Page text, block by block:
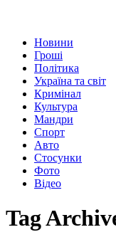
Новини
Гроші
Політика
Україна та світ
Кримінал
Культура
Мандри
Спорт
Авто
Стосунки
Фото
Відео
Tag